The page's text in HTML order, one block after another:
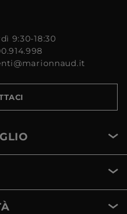
9:30-18:30